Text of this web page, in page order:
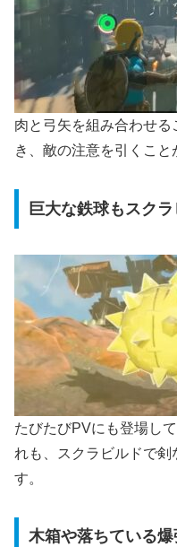
肉と弓矢を組み合わせ
き、敵の注意を引くこと
巨大な鉄球もスク
たびたびPVにも登場し
れも、スクラビルドで剣
す。
木箱や落ちている